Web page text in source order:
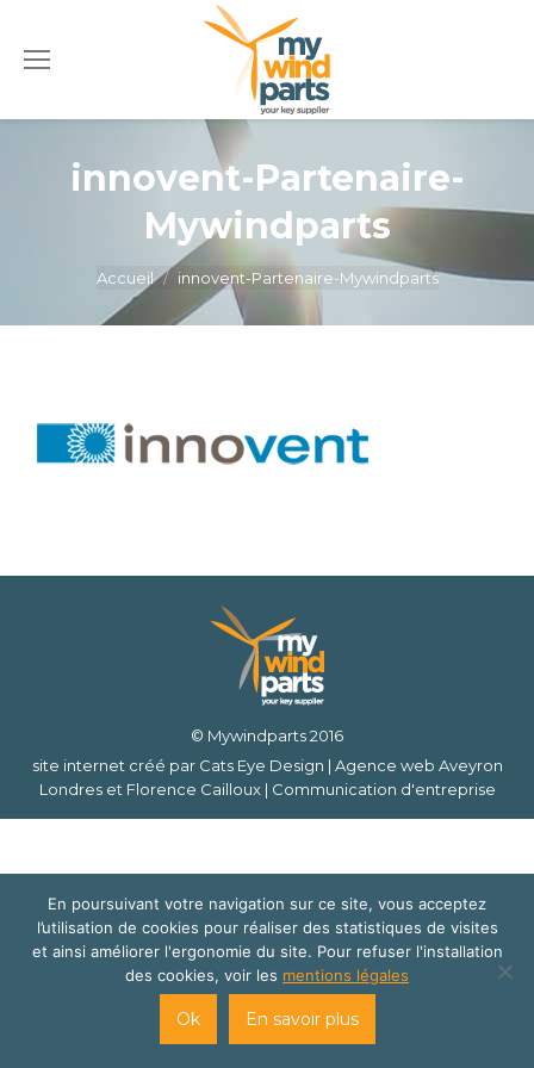
innovent-Partenaire-
Mywindparts
Vous êtes ici :
Accueil innovent-Partenaire-Mywindparts
© Mywindparts 2016
site internet créé par Cats Eye Design | Agence web Aveyron
Londreset Florence Cailloux | Communication d'entreprise
En poursuivant votre navigation sur ce site, vous acceptez
l’utilisation de cookies pour réaliser des statistiques de visites
et ainsi améliorer l'ergonomie du site. Pour refuser l'installation
des cookies, voir les mentions légales
Ok En savoir plus